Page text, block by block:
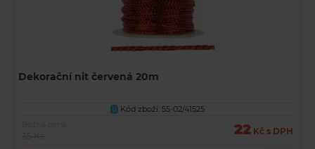
Dekorační nit červená 20m
U
Kód zboží: 55-02/41525
22 Kč s DPH